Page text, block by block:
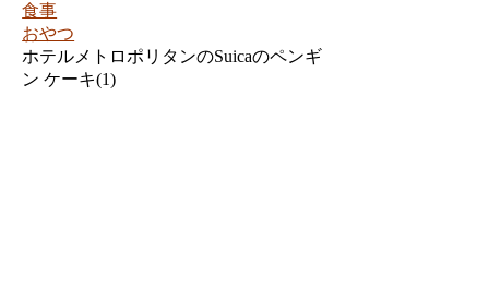
食事
おやつ
ホテルメトロポリタンのSuicaのペンギ
ン ケーキ(1)